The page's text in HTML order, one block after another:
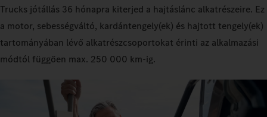
Trucks jótállás 36 hónapra kiterjed a hajtáslánc alkatrészeire. Ez
a motor, sebességváltó, kardántengely(ek) és hajtott tengely(ek)
tartományában lévő alkatrészcsoportokat érinti az alkalmazási
módtól függően max. 250 000 km-ig.